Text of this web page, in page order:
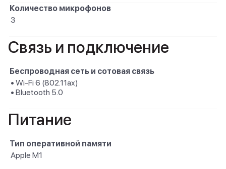
Количество микрофонов
3
Связь и подключение
Беспроводная сеть и сотовая связь
• Wi-Fi 6 (802.11ax)
• Bluetooth 5.0
Питание
Тип оперативной памяти
Apple M1